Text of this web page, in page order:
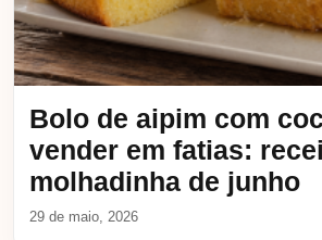
Bolo de aipim com
vender em fatias:
molhadinha de junho
29 de maio, 2026